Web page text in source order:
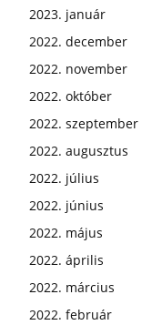
2023. január
2022. december
2022. november
2022. október
2022. szeptember
2022. augusztus
2022. július
2022. június
2022. május
2022. április
2022. március
2022. február